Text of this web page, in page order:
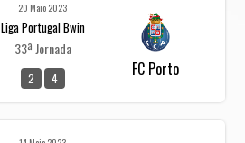
20 Maio 2023
Liga Portugal Bwin
33ª Jornada
2 4 FC Porto